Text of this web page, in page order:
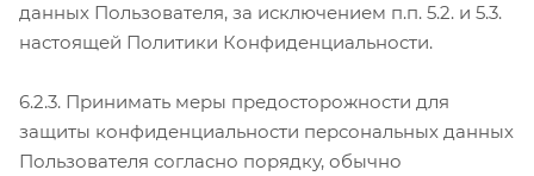
данных Пользователя, за исключением п.п. 5.2. и 5.3.
настоящей Политики Конфиденциальности.
6.2.3. Принимать меры предосторожности для
защиты конфиденциальности персональных данных
Пользователя согласно порядку, обычно